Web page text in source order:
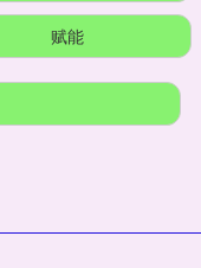
赋能